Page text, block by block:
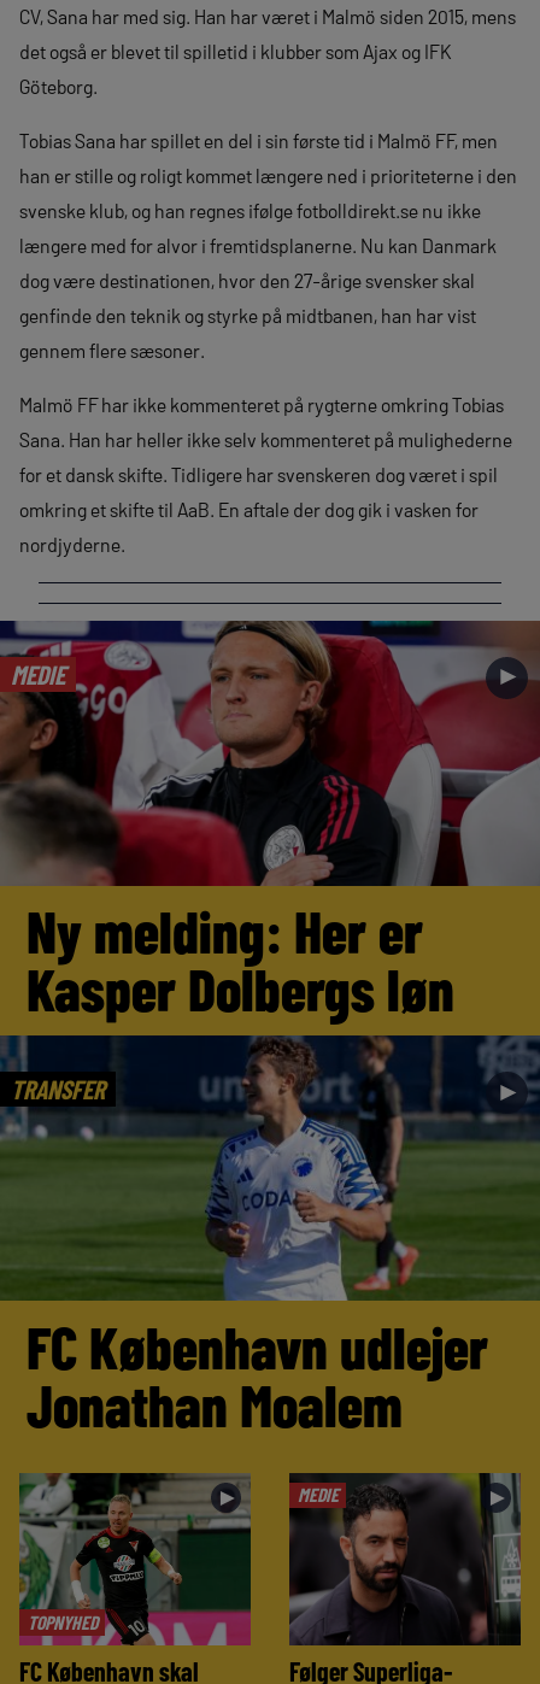
CV, Sana har med sig. Han har været i Malmö siden 2015, mens
det også er blevet til spilletid i klubber som Ajax og IFK
Göteborg.
Tobias Sana har spillet en del i sin første tid i Malmö FF, men
han er stille og roligt kommet længere ned i prioriteterne i den
svenske klub, og han regnes ifølge fotbolldirekt.se nu ikke
længere med for alvor i fremtidsplanerne. Nu kan Danmark
dog være destinationen, hvor den 27-årige svensker skal
genfinde den teknik og styrke på midtbanen, han har vist
gennem flere sæsoner.
Malmö FF har ikke kommenteret på rygterne omkring Tobias
Sana. Han har heller ikke selv kommenteret på mulighederne
for et dansk skifte. Tidligere har svenskeren dog været i spil
omkring et skifte til AaB. En aftale der dog gik i vasken for
nordjyderne.
MEDIE ►
Ny melding: Her er
Kasper Dolbergs løn
TRANSFER ►
FC København udlejer
Jonathan Moalem
TOPNYHED
►
FC København skal
MEDIE ►
Følger Superliga-